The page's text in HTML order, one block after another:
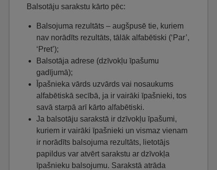
Balsotāju sarakstu kārto pēc:
Balsojuma rezultāts – augšpusē tie, kuriem
nav norādīts rezultāts, tālāk alfabētiski (‘Par’,
‘Pret’);
Balsotāja adrese (dzīvokļu īpašumu
gadījumā);
Īpašnieka vārds uzvārds vai nosaukums
alfabētiskā secībā, ja ir vairāki īpašnieki, tos
savā starpā arī kārto alfabētiski.
Ja balsotāju sarakstā ir dzīvokļu īpašumi,
kuriem ir vairāki īpašnieki un vismaz vienam
ir norādīts balsojuma rezultāts, lietotājs
papildus var atvērt sarakstu ar dzīvokļa
īpašnieku balsojumu. Sarakstā atrāda